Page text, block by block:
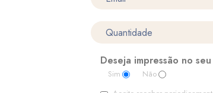
Deseja impressão no
Sim
Não